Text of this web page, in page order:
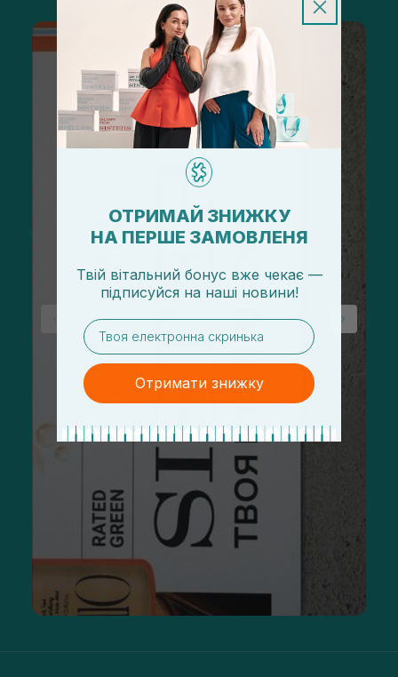
ОТРИМАЙ ЗНИЖКУ
НА ПЕРШЕ ЗАМОВЛЕНЯ
Твій вітальний бонус вже чекає —
підписуйся на наші новини!
email
Отримати знижку